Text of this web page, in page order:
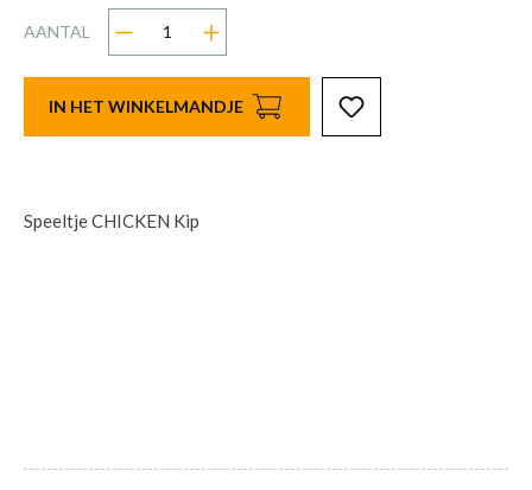
AANTAL
IN HET WINKELMANDJE
Speeltje CHICKEN Kip